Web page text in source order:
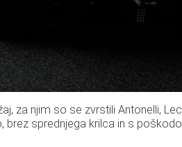
za njim so se zvrstili Antonelli,
sprednjega krilca in s